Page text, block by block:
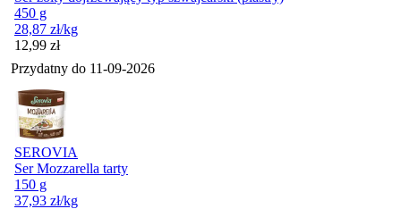
450 g
28,87 zł/kg
Cena
12,99 zł
Przydatny do 11-09-2026
SEROVIA
Ser Mozzarella tarty
150 g
37,93 zł/kg